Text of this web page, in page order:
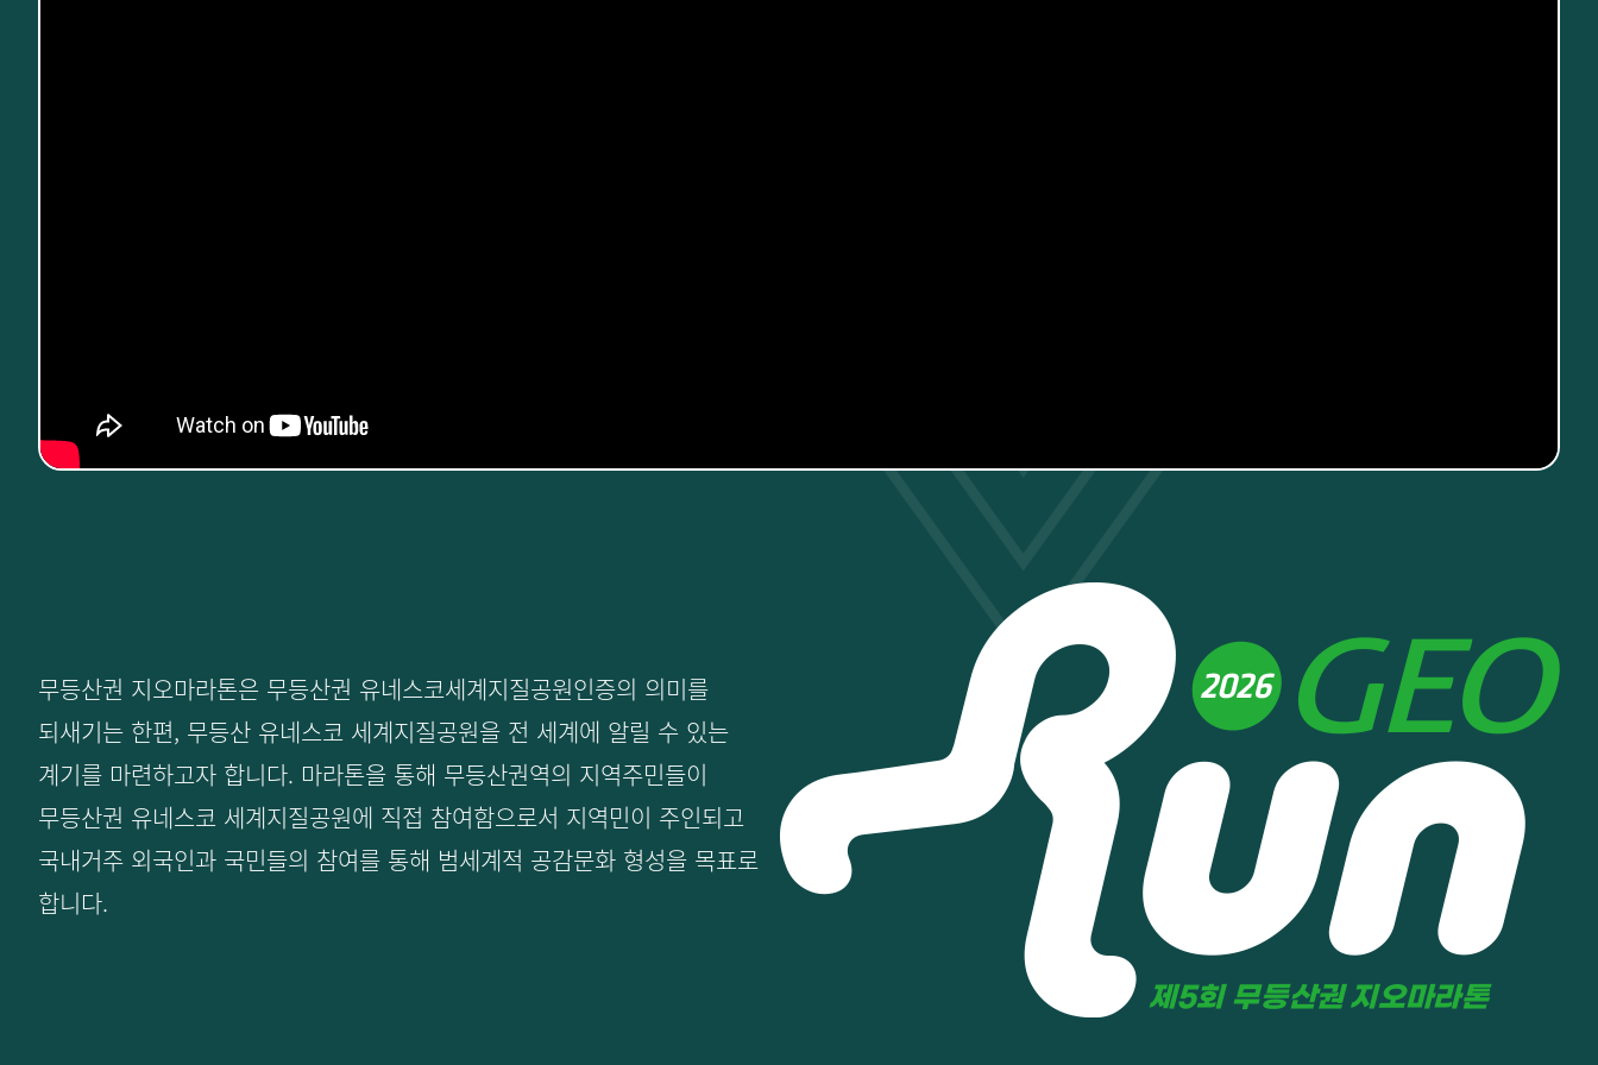
무등산권 지오마라톤은 무등산권 유네스코세계지질공원인증의 의미를
되새기는 한편, 무등산 유네스코 세계지질공원을 전 세계에 알릴 수 있는
계기를 마련하고자 합니다. 마라톤을 통해 무등산권역의 지역주민들이
무등산권 유네스코 세계지질공원에 직접 참여함으로서 지역민이 주인되고
국내거주 외국인과 국민들의 참여를 통해 범세계적 공감문화 형성을 목표로
합니다.